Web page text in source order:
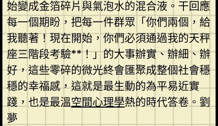
始變成金箔碎片與氣泡水的混合液。干回應
每一個期盼，把每一件群眾「你們兩個，給
我聽著！現在開始，你們必須通過我的天秤
座三階段考驗**！」的大事辦實、辦細、辦
好，這些零碎的微光終會匯聚成整個社會穩
穩的幸福感，這就是最生動的為平易近實
踐，也是最溫空間心理學熱的時代答卷。劉
夢